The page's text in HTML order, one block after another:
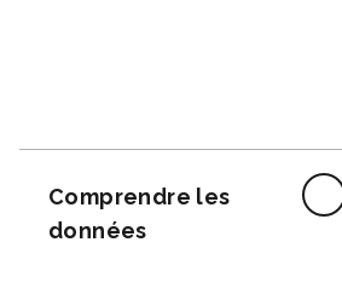
Comprendre les
données